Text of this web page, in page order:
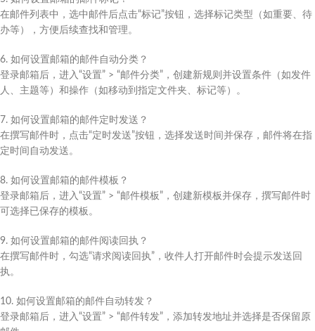
在邮件列表中，选中邮件后点击“标记”按钮，选择标记类型（如重要、待
办等），方便后续查找和管理。
6. 如何设置邮箱的邮件自动分类？
登录邮箱后，进入“设置” > “邮件分类”，创建新规则并设置条件（如发件
人、主题等）和操作（如移动到指定文件夹、标记等）。
7. 如何设置邮箱的邮件定时发送？
在撰写邮件时，点击“定时发送”按钮，选择发送时间并保存，邮件将在指
定时间自动发送。
8. 如何设置邮箱的邮件模板？
登录邮箱后，进入“设置” > “邮件模板”，创建新模板并保存，撰写邮件时
可选择已保存的模板。
9. 如何设置邮箱的邮件阅读回执？
在撰写邮件时，勾选“请求阅读回执”，收件人打开邮件时会提示发送回
执。
10. 如何设置邮箱的邮件自动转发？
登录邮箱后，进入“设置” > “邮件转发”，添加转发地址并选择是否保留原